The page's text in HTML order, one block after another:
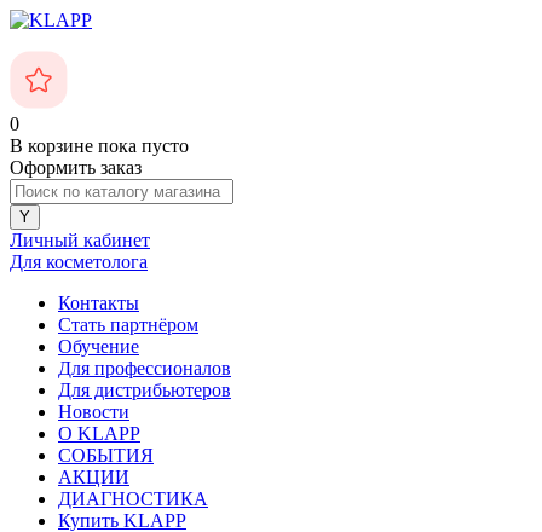
0
В корзине пока пусто
Оформить заказ
Личный кабинет
Для косметолога
Контакты
Стать партнёром
Обучение
Для профессионалов
Для дистрибьютеров
Новости
О KLAPP
СОБЫТИЯ
АКЦИИ
ДИАГНОСТИКА
Купить KLAPP